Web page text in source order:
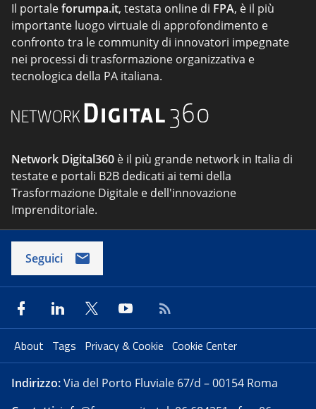
Il portaleforumpa.it, testata online di FPA, è il più
importante luogo virtuale di approfondimento e
confronto tra le community di innovatori impegnate
nei processi di trasformazione organizzativa e
tecnologica della PA italiana.
Network Digital360 è il più grande network in Italia di
testate e portali B2B dedicati ai temi della
Trasformazione Digitale e dell'innovazione
Imprenditoriale.
Seguici
About Tags Privacy & Cookie Cookie Center
Indirizzo:Via del Porto Fluviale 67/d – 00154 Roma